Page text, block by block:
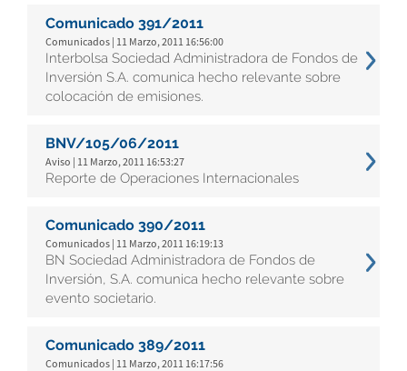
Comunicado 391/2011
Comunicados | 11 Marzo, 2011 16:56:00
Interbolsa Sociedad Administradora de Fondos de
Inversión S.A. comunica hecho relevante sobre
colocación de emisiones.
BNV/105/06/2011
Aviso | 11 Marzo, 2011 16:53:27
Reporte de Operaciones Internacionales
Comunicado 390/2011
Comunicados | 11 Marzo, 2011 16:19:13
BN Sociedad Administradora de Fondos de
Inversión, S.A. comunica hecho relevante sobre
evento societario.
Comunicado 389/2011
Comunicados | 11 Marzo, 2011 16:17:56